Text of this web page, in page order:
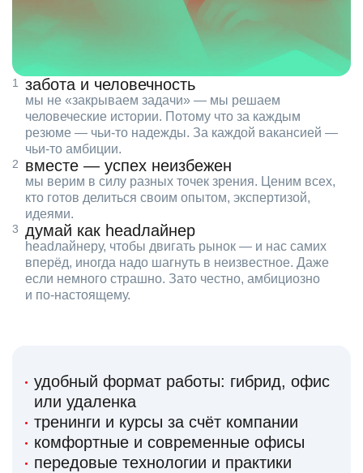
забота и человечность
мы не «закрываем задачи» — мы решаем
человеческие истории. Потому что за каждым
резюме — чьи‑то надежды. За каждой вакансией —
чьи‑то амбиции.
вместе — успех неизбежен
мы верим в силу разных точек зрения. Ценим всех,
кто готов делиться своим опытом, экспертизой,
идеями.
думай как headлайнер
headлайнеру, чтобы двигать рынок — и нас самих
вперёд, иногда надо шагнуть в неизвестное. Даже
если немного страшно. Зато честно, амбициозно
и по‑настоящему.
удобный формат работы: гибрид, офис
или удаленка
тренинги и курсы за счёт компании
комфортные и современные офисы
передовые технологии и практики